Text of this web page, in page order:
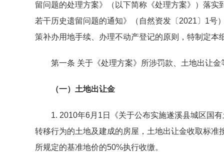
留问题的处理方案》（以下简称《处理方案》）落
若干历史遗留问题的通知》（自然资发〔2021〕1号
策补办用地手续、办理不动产登记的原则，特制定本
第一条 关于《处理方案》所涉罚款、土地出让金
（一）土地出让金
1. 2010年6月1日《关于公布实施遂溪县城区国有
转移行为的土地及建成的房屋，土地出让金收取标
所规定的基准地价的50%执行收缴。